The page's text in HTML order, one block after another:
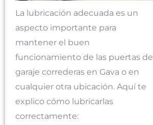
La lubricación adecuada es un
aspecto importante para
mantener el buen
funcionamiento de las puertas de
garaje correderas en Gava o en
cualquier otra ubicación. Aquí te
explico cómo lubricarlas
correctamente: